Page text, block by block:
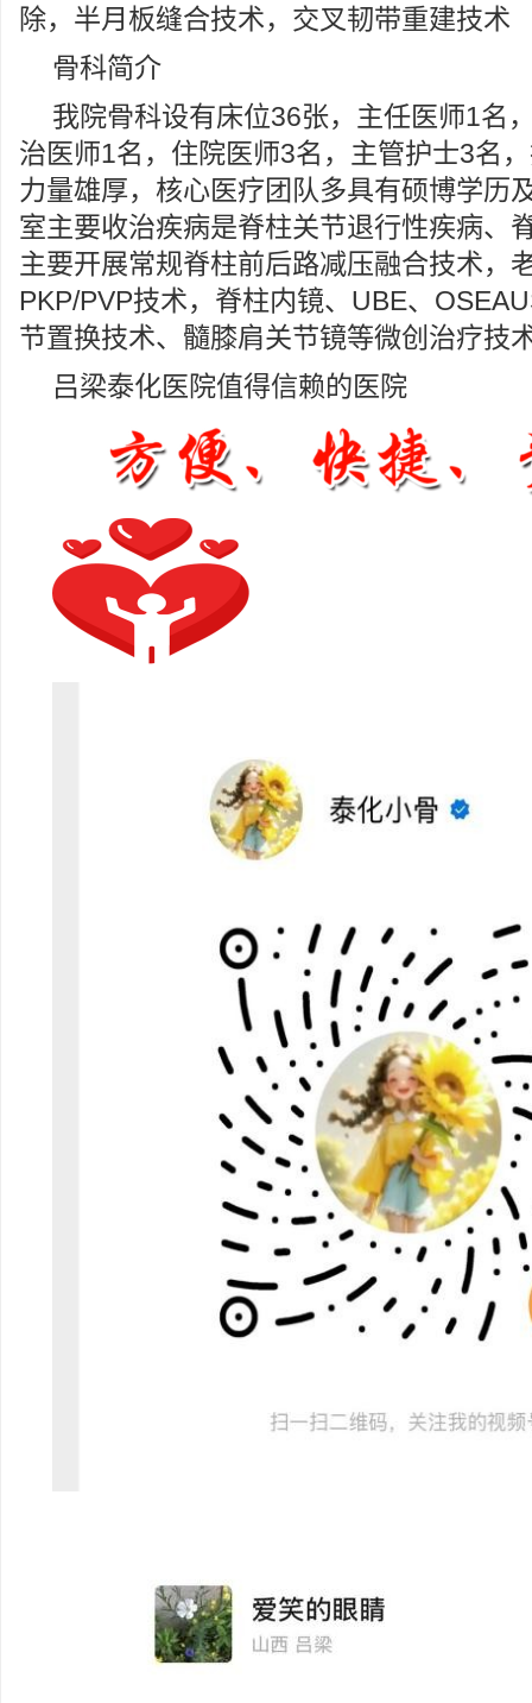
除，半月板缝合技术，交叉韧带重建技术
骨科简介
我院骨科设有床位36张，主任医师1名
治医师1名，住院医师3名，主管护士3名
力量雄厚，核心医疗团队多具有硕博学历
室主要收治疾病是脊柱关节退行性疾病、
主要开展常规脊柱前后路减压融合技术，
PKP/PVP技术，脊柱内镜、UBE、
节置换技术、髓膝肩关节镜等微创治疗技
吕梁泰化医院值得信赖的医院